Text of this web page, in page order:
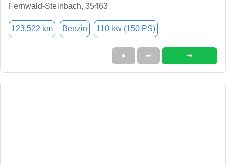
Fernwald-Steinbach, 35463
123.522 km Benzin 110 kw (150 PS)
★ ➦ ➜